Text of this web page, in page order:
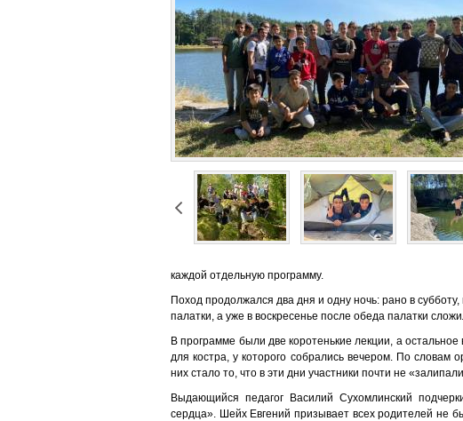
каждой отдельную программу.
Поход продолжался два дня и одну ночь: рано в
палатки, а уже в воскресенье после обеда палатки
В программе были две коротенькие лекции, а
для костра, у которого собрались вечером. По словам
них стало то, что в эти дни участники почти не
Выдающийся педагог Василий Сухомлинский
сердца». Шейх Евгений призывает всех родителей не